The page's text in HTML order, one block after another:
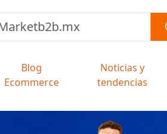
Blog
Ecommerce
Noticias y
tendencias